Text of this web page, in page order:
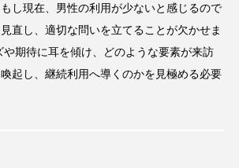
アンチソリチュード
インナービューティー 冷え
ィーアワード2025受賞商品
し現在、男性の利用が少ないと感じるので
直し、適切な問いを立てることが欠かせま
期待に耳を傾け、どのような要素が来訪
起し、継続利用へ導くのかを見極める必要